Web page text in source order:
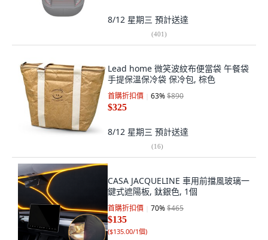
8/12 星期三 預計送達
(401)
Lead home 微笑波紋布便當袋 午餐袋
手提保溫保冷袋 保冷包, 棕色
首購折扣價 63%$890
$325
8/12 星期三 預計送達
(16)
CASA JACQUELINE 車用前擋風玻璃一
鍵式遮陽板, 鈦銀色, 1個
首購折扣價 70%$465
$135
($135.00/1個)